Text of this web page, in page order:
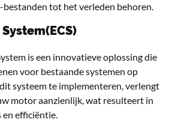
bestanden tot het verleden behoren.
is een innovatieve oplossing die
voor bestaande systemen op
systeem te implementeren, verlengt
motor aanzienlijk, wat resulteert in
efficiëntie.